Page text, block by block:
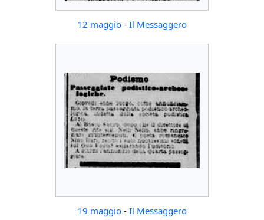
12 maggio - Il Messaggero
19 maggio - Il Messaggero